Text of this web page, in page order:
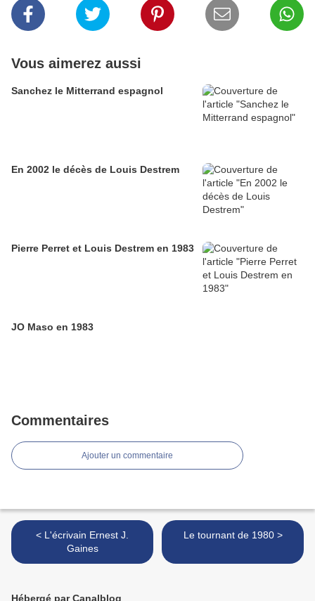
Vous aimerez aussi
Sanchez le Mitterrand espagnol
En 2002 le décès de Louis Destrem
Pierre Perret et Louis Destrem en 1983
JO Maso en 1983
Commentaires
Ajouter un commentaire
< L'écrivain Ernest J.
Gaines
Le tournant de 1980 >
Hébergé par Canalblog